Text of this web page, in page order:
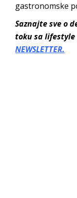
gastronomske
Saznajte sve o
toku sa lifestyle
NEWSLETTER.